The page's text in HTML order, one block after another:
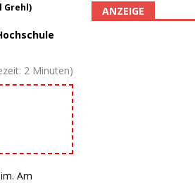
Grehl)
2 Minuten)
Am
ANZEIGE